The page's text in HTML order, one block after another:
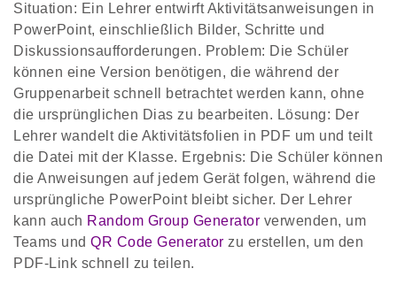
Situation: Ein Lehrer entwirft Aktivitätsanweisungen in
PowerPoint, einschließlich Bilder, Schritte und
Diskussionsaufforderungen. Problem: Die Schüler
können eine Version benötigen, die während der
Gruppenarbeit schnell betrachtet werden kann, ohne
die ursprünglichen Dias zu bearbeiten. Lösung: Der
Lehrer wandelt die Aktivitätsfolien in PDF um und teilt
die Datei mit der Klasse. Ergebnis: Die Schüler können
die Anweisungen auf jedem Gerät folgen, während die
ursprüngliche PowerPoint bleibt sicher. Der Lehrer
kann auch Random Group Generator verwenden, um
Teams und QR Code Generator zu erstellen, um den
PDF-Link schnell zu teilen.